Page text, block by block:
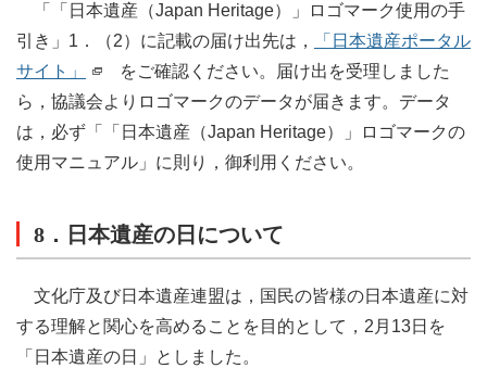
「「日本遺産（Japan Heritage）」ロゴマーク使用の手
引き」1．（2）に記載の届け出先は，
「日本遺産ポータル
サイト」
をご確認ください。届け出を受理しました
ら，協議会よりロゴマークのデータが届きます。データ
は，必ず「「日本遺産（Japan Heritage）」ロゴマークの
使用マニュアル」に則り，御利用ください。
8．日本遺産の日について
文化庁及び日本遺産連盟は，国民の皆様の日本遺産に対
する理解と関心を高めることを目的として，2月13日を
「日本遺産の日」としました。